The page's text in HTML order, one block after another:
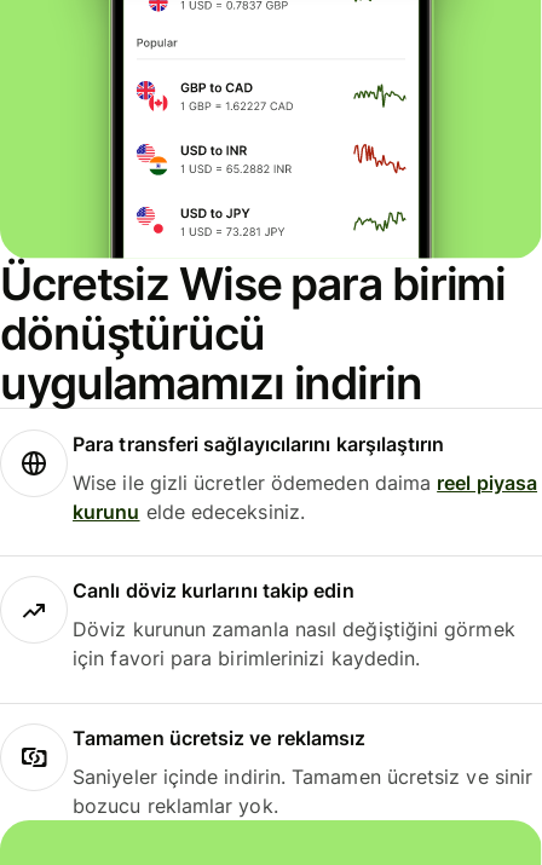
Ücretsiz Wise para birimi
dönüştürücü
uygulamamızı indirin
Para transferi sağlayıcılarını karşılaştırın
Wise ile gizli ücretler ödemeden daima reel piyasa
kurunu elde edeceksiniz.
Canlı döviz kurlarını takip edin
Döviz kurunun zamanla nasıl değiştiğini görmek
için favori para birimlerinizi kaydedin.
Tamamen ücretsiz ve reklamsız
Saniyeler içinde indirin. Tamamen ücretsiz ve sinir
bozucu reklamlar yok.